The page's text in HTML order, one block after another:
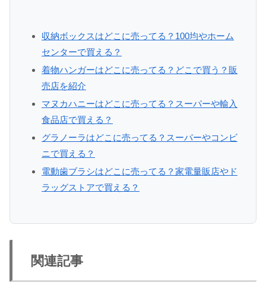
収納ボックスはどこに売ってる？100均やホーム
センターで買える？
着物ハンガーはどこに売ってる？どこで買う？販
売店を紹介
マヌカハニーはどこに売ってる？スーパーや輸入
食品店で買える？
グラノーラはどこに売ってる？スーパーやコンビ
ニで買える？
電動歯ブラシはどこに売ってる？家電量販店やド
ラッグストアで買える？
関連記事